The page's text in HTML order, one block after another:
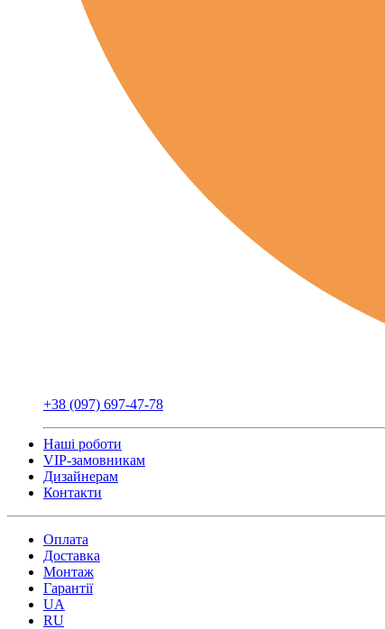
+38 (097) 697-47-78
Наші роботи
VIP-замовникам
Дизайнерам
Контакти
Оплата
Доставка
Монтаж
Гарантії
UA
RU